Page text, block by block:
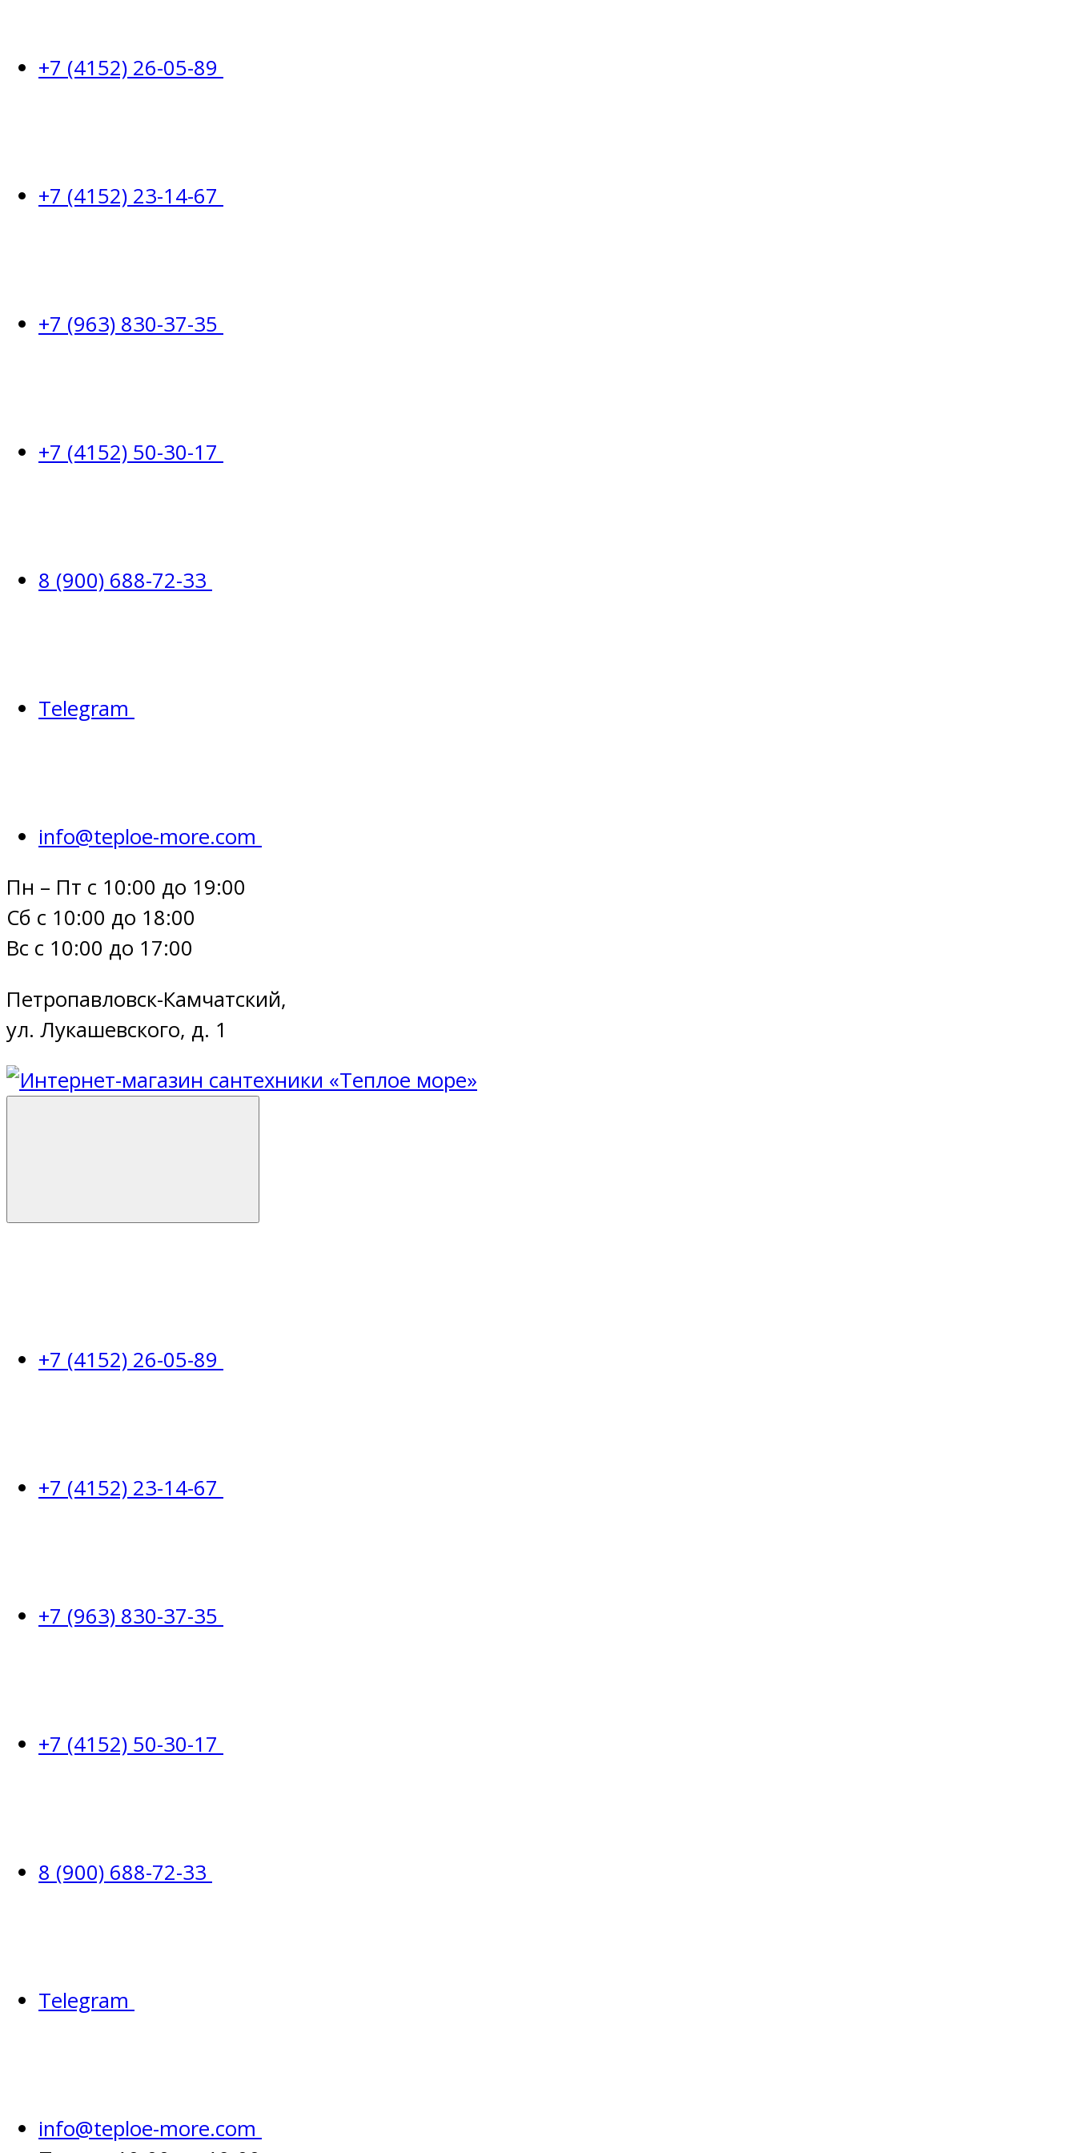
+7 (4152) 26-05-89
+7 (4152) 23-14-67
+7 (963) 830-37-35
+7 (4152) 50-30-17
8 (900) 688-72-33
Telegram
info@teploe-more.com
Пн – Пт с 10:00 до 19:00
Сб с 10:00 до 18:00
Вс с 10:00 до 17:00
Петропавловск-Камчатский,
ул. Лукашевского, д. 1
+7 (4152) 26-05-89
+7 (4152) 23-14-67
+7 (963) 830-37-35
+7 (4152) 50-30-17
8 (900) 688-72-33
Telegram
info@teploe-more.com